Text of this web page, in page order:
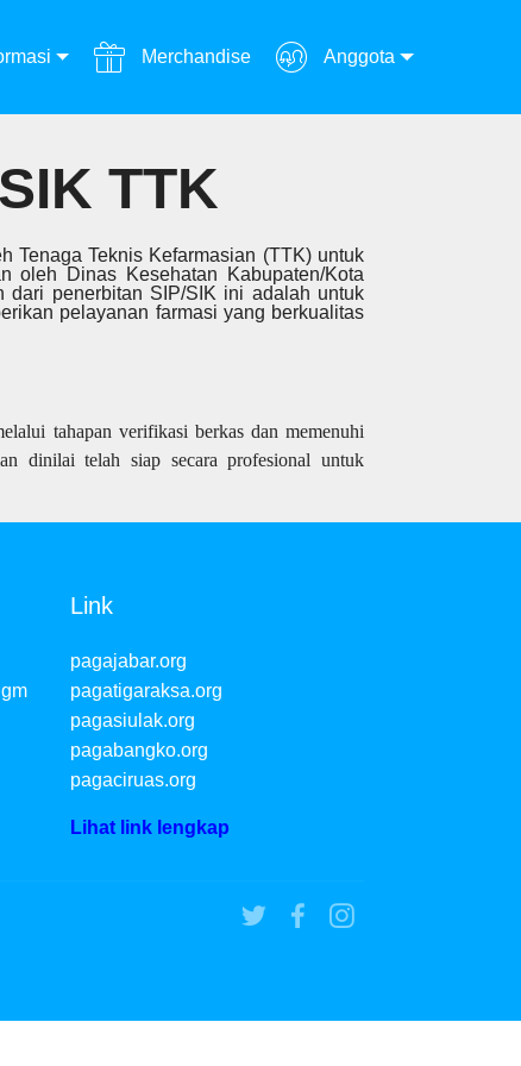
Merchandise Anggota
TTK
Tenaga Teknis Kefarmasian (TTK) untuk
oleh Dinas Kesehatan Kabupaten/Kota
dari penerbitan SIP/SIK ini adalah untuk
pelayanan farmasi yang berkualitas
tahapan verifikasi berkas dan memenuhi
dinilai telah siap secara profesional untuk
Link
pagajabar.org
pagatigaraksa.org
pagasiulak.org
pagabangko.org
pagaciruas.org
Lihat link lengkap